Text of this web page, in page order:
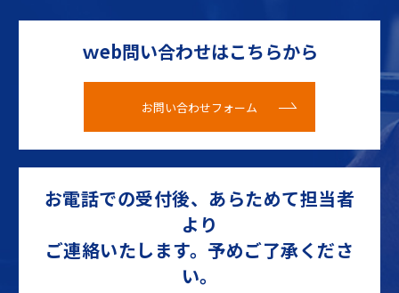
ｗeb問い合わせはこちらから
お問い合わせフォーム
お電話での受付後、あらためて担当者
より
ご連絡いたします。予めご了承くださ
い。